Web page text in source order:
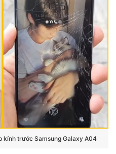
kính trước Samsung Galaxy A04